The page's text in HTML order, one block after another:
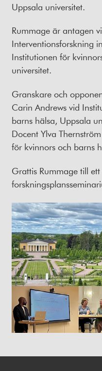
Uppsala universitet.
Rummage är antagen
Interventionsforskning
Institutionen för
universitet.
Granskare och
Carin Andrews vid
barns hälsa, Uppsala
Docent Ylva
för kvinnors och barns
Grattis Rummage till